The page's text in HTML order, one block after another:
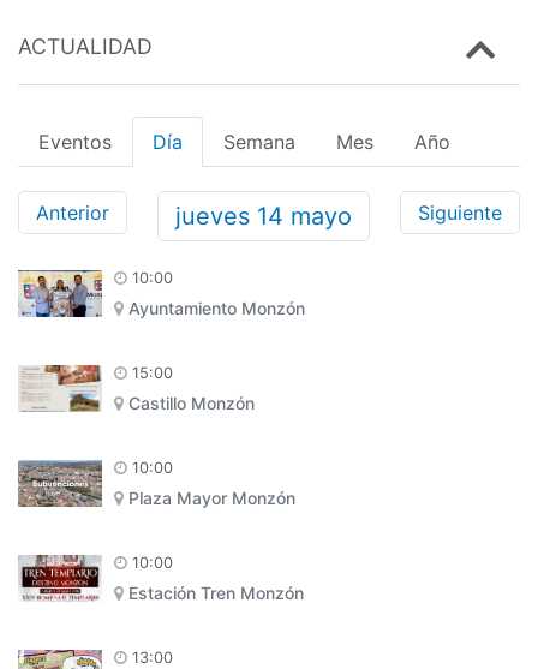
ACTUALIDAD
Eventos Día Semana Mes Año
Anterior jueves 14 mayo Siguiente
10:00
Ayuntamiento Monzón
15:00
Castillo Monzón
10:00
Plaza Mayor Monzón
10:00
Estación Tren Monzón
13:00